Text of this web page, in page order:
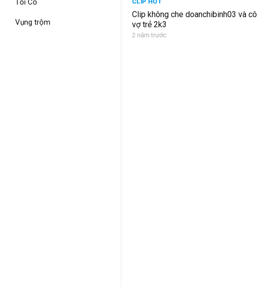
Tối Cổ
Vụng trộm
Clip không che doanchibinh03 và cô
vợ trẻ 2k3
2 năm trước